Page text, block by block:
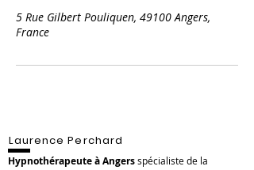
5 Rue Gilbert Pouliquen, 49100 Angers,
France
Laurence Perchard
Hypnothérapeute à Angersspécialiste de la